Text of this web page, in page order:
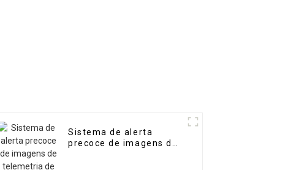
Sistema de alerta
precoce de imagens de